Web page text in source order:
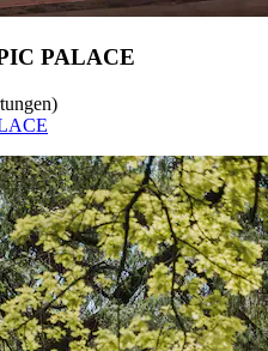
PALACE